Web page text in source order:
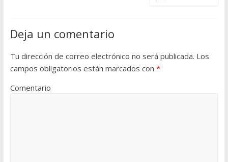
Deja un comentario
Tu dirección de correo electrónico no será publicada. Los
campos obligatorios están marcados con *
Comentario